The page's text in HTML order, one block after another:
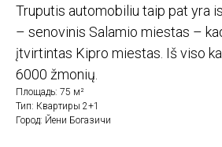
Truputis automobiliu taip pat yra
– senovinis Salamio miestas –
įtvirtintas Kipro miestas. Iš viso
6000 žmonių.
Площадь: 75 м²
Тип: Квартиры 2+1
Город: Йени Богазичи